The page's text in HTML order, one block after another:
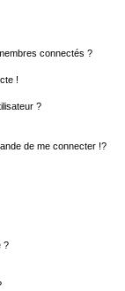
connectés ?
!
?
de me connecter !?
?